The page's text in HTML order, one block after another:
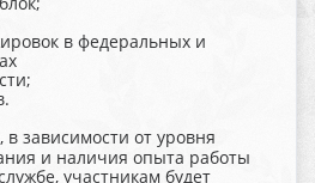
в федеральных и
в зависимости от уровня
и наличия опыта работы
участникам будет